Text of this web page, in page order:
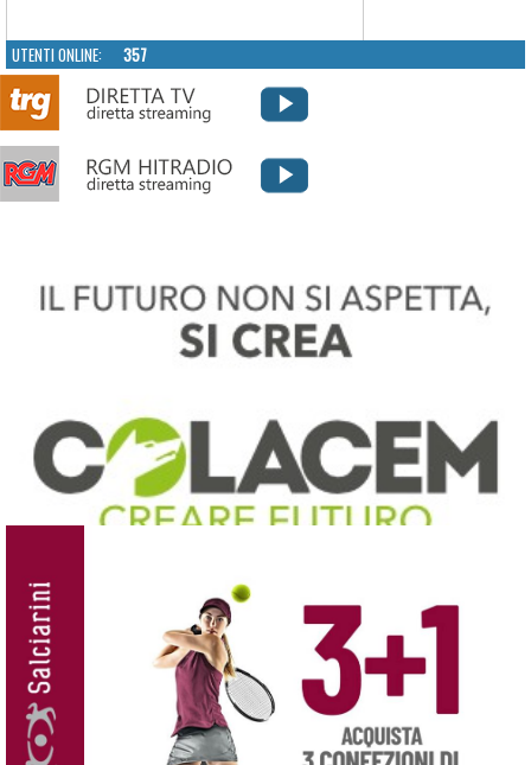
UTENTI ONLINE: 357